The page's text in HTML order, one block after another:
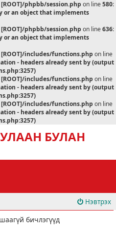
[ROOT]/phpbb/session.php on line580:
or an object that implements
[ROOT]/phpbb/session.php on line636:
or an object that implements
[ROOT]/includes/functions.php on line
- headers already sent by (output
[ROOT]/includes/functions.php on line
- headers already sent by (output
[ROOT]/includes/functions.php on line
- headers already sent by (output
БУЛАН
Нэвтрэх
бичлэгүүд